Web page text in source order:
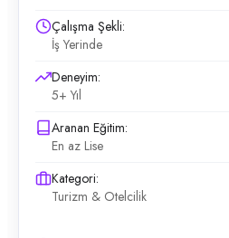
Çalışma Şekli:
İş Yerinde
Deneyim:
5+ Yıl
Aranan Eğitim:
En az Lise
Kategori:
Turizm & Otelcilik